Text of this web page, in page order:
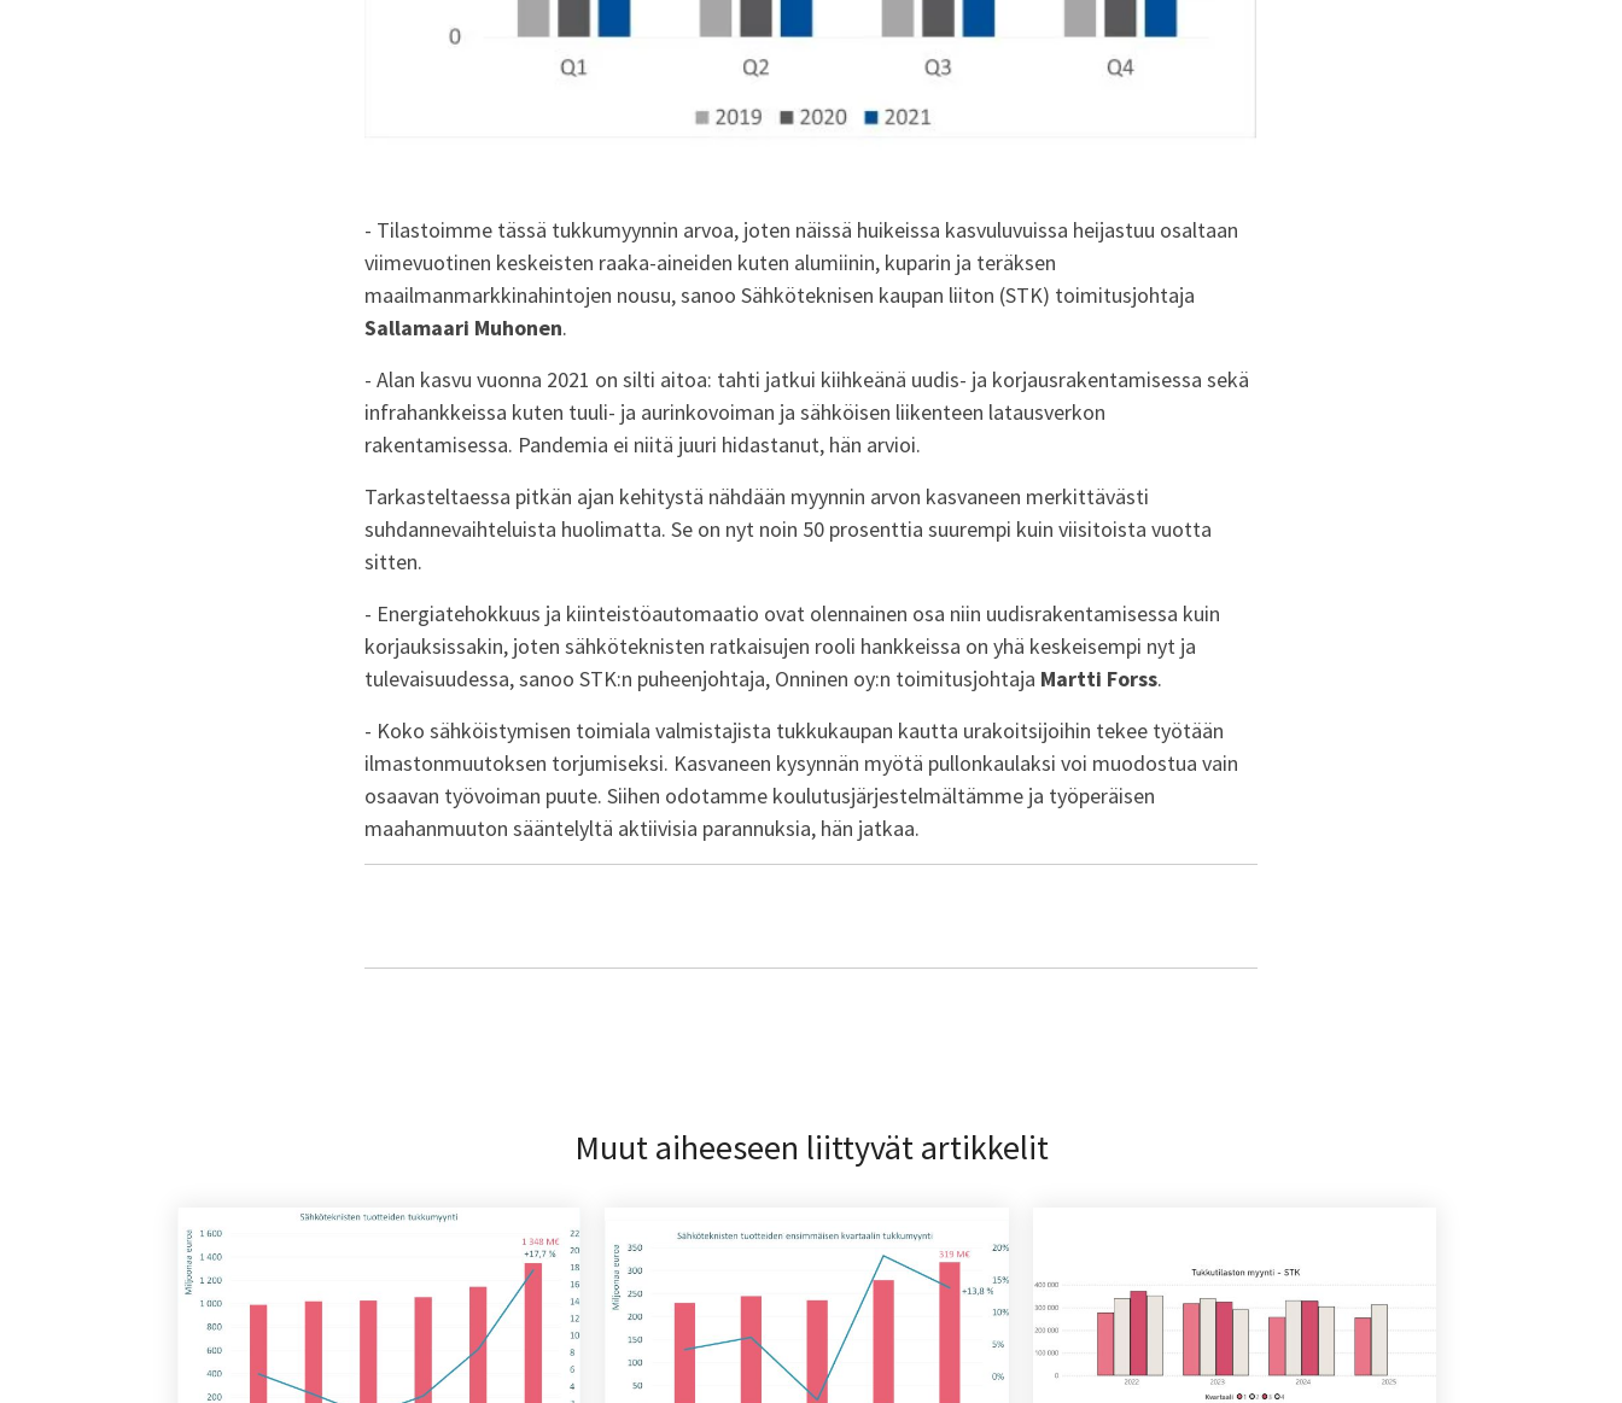
- Tilastoimme tässä tukkumyynnin arvoa, joten näissä huikeissa kasvuluvuissa heijastuu osaltaan
viimevuotinen keskeisten raaka-aineiden kuten alumiinin, kuparin ja teräksen
maailmanmarkkinahintojen nousu, sanoo Sähköteknisen kaupan liiton (STK) toimitusjohtaja
Sallamaari Muhonen.
- Alan kasvu vuonna 2021 on silti aitoa: tahti jatkui kiihkeänä uudis- ja korjausrakentamisessa sekä
infrahankkeissa kuten tuuli- ja aurinkovoiman ja sähköisen liikenteen latausverkon
rakentamisessa. Pandemia ei niitä juuri hidastanut, hän arvioi.
Tarkasteltaessa pitkän ajan kehitystä nähdään myynnin arvon kasvaneen merkittävästi
suhdannevaihteluista huolimatta. Se on nyt noin 50 prosenttia suurempi kuin viisitoista vuotta
sitten.
- Energiatehokkuus ja kiinteistöautomaatio ovat olennainen osa niin uudisrakentamisessa kuin
korjauksissakin, joten sähköteknisten ratkaisujen rooli hankkeissa on yhä keskeisempi nyt ja
tulevaisuudessa, sanoo STK:n puheenjohtaja, Onninen oy:n toimitusjohtaja Martti Forss.
- Koko sähköistymisen toimiala valmistajista tukkukaupan kautta urakoitsijoihin tekee työtään
ilmastonmuutoksen torjumiseksi. Kasvaneen kysynnän myötä pullonkaulaksi voi muodostua vain
osaavan työvoiman puute. Siihen odotamme koulutusjärjestelmältämme ja työperäisen
maahanmuuton sääntelyltä aktiivisia parannuksia, hän jatkaa.
Muut aiheeseen liittyvät artikkelit